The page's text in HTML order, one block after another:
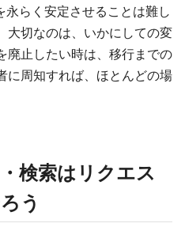
永らく安定させることは難し
大切なのは、いかにしての変
廃止したい時は、移行までの
に周知すれば、ほとんどの場
検索はリクエス
う